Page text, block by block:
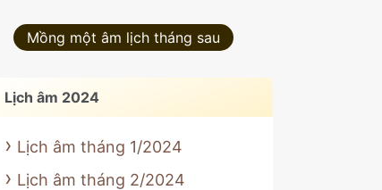
Mồng một âm lịch tháng sau
Lịch âm 2024
Lịch âm tháng 1/2024
Lịch âm tháng 2/2024